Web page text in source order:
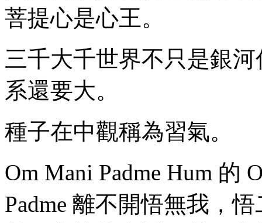
菩提心是心王。
三千大千世界不只是銀
系還要大。
種子在中觀稱為習氣。
Om Mani Padme Hum 的
Padme 離不開悟無我，